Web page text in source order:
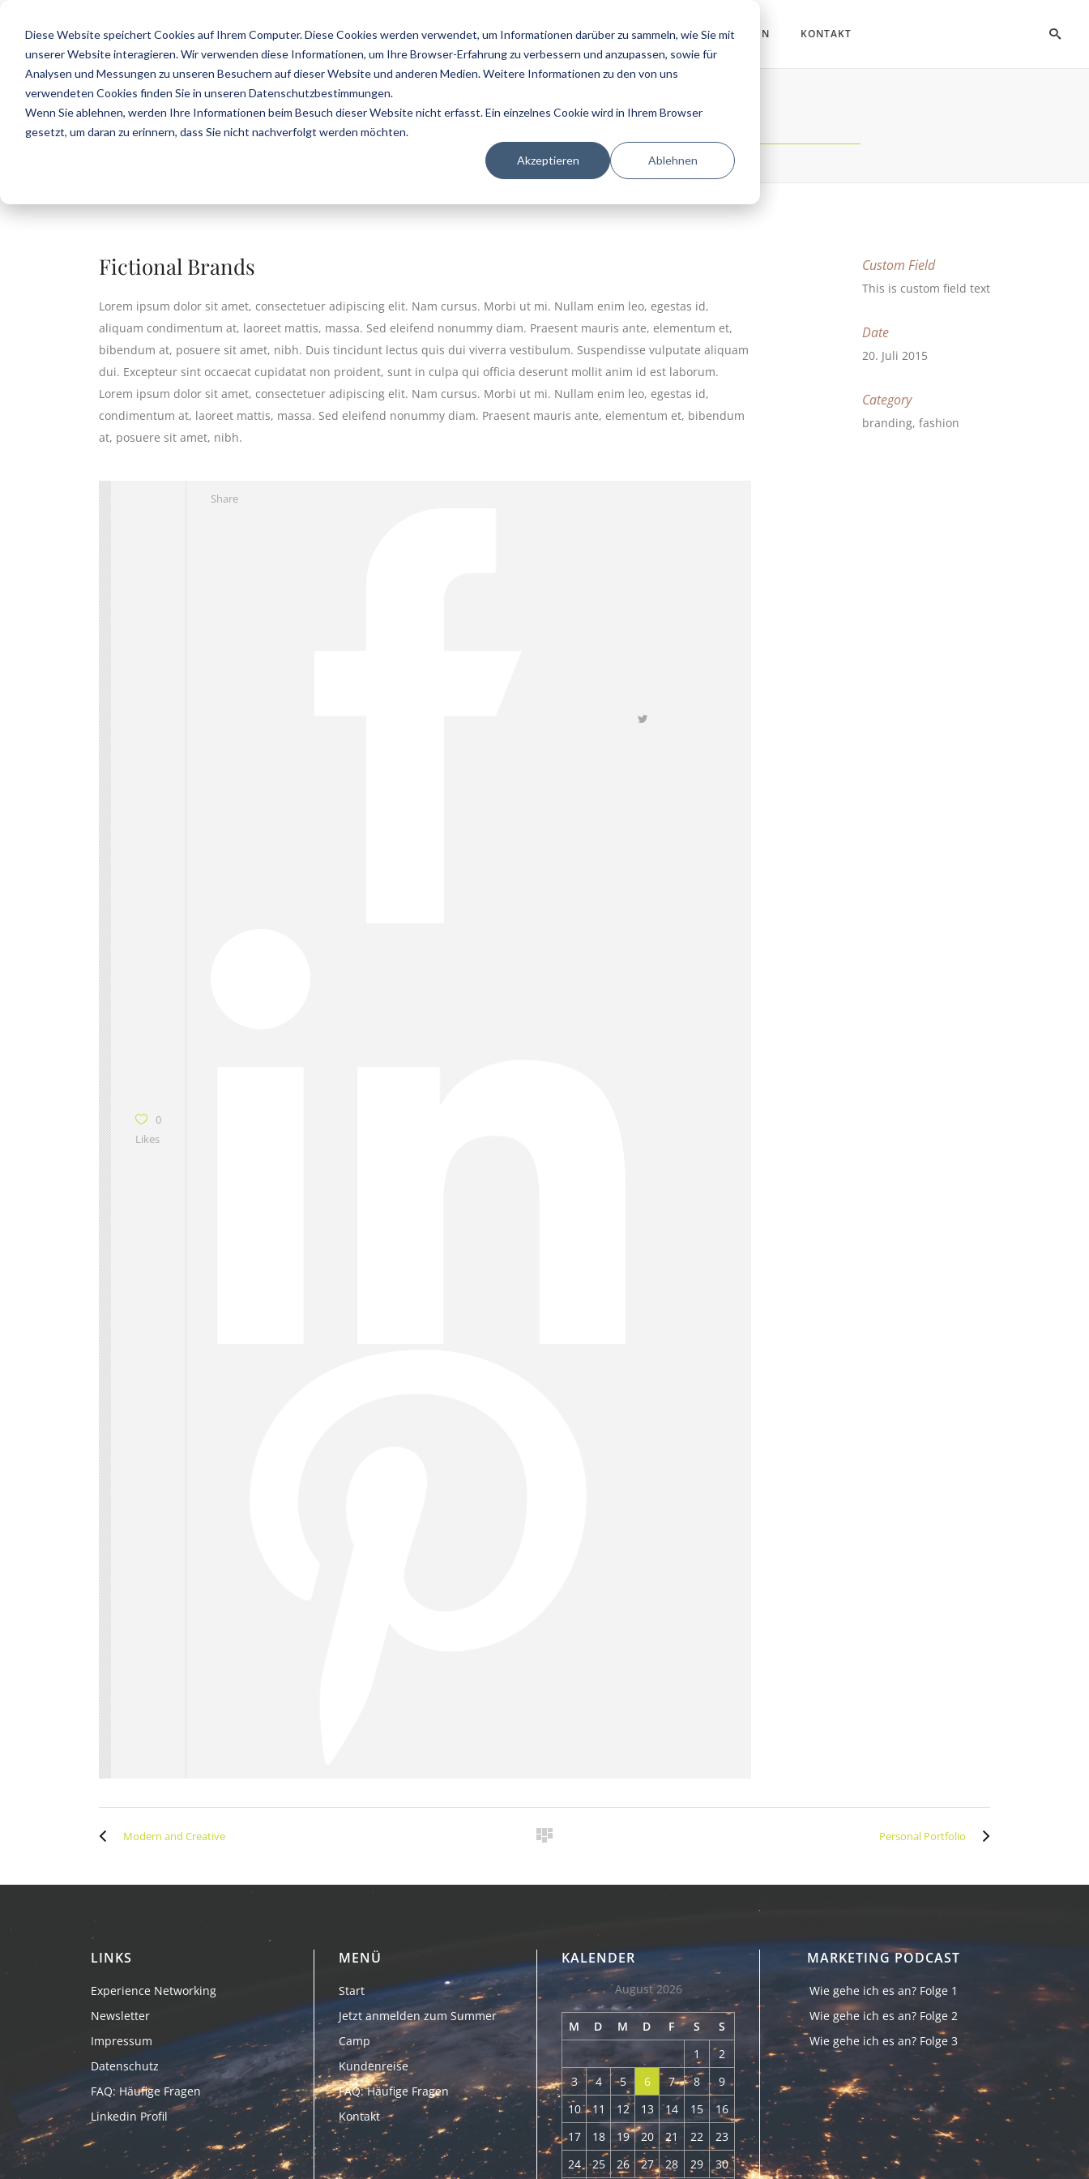
Diese Website speichert Cookies auf Ihrem Computer. Diese Cookies werden verwendet, um Informationen darüber zu sammeln, wie Sie mit
unserer Website interagieren. Wir verwenden diese Informationen, um Ihre Browser-Erfahrung zu verbessern und anzupassen, sowie für
Analysen und Messungen zu unseren Besuchern auf dieser Website und anderen Medien. Weitere Informationen zu den von uns
verwendeten Cookies finden Sie in unseren Datenschutzbestimmungen.
Wenn Sie ablehnen, werden Ihre Informationen beim Besuch dieser Website nicht erfasst. Ein einzelnes Cookie wird in Ihrem Browser
gesetzt, um daran zu erinnern, dass Sie nicht nachverfolgt werden möchten.
Akzeptieren Ablehnen
START JETZT ANMELDEN ZUM SUMMER CAMP KUNDENREISE FAQ: HÄUFIGE FRAGEN KONTAKT
Fictional Brands
Display your work in the best light
Fictional Brands
Lorem ipsum dolor sit amet, consectetuer adipiscing elit. Nam cursus. Morbi ut mi. Nullam enim leo, egestas id,
aliquam condimentum at, laoreet mattis, massa. Sed eleifend nonummy diam. Praesent mauris ante, elementum et,
bibendum at, posuere sit amet, nibh. Duis tincidunt lectus quis dui viverra vestibulum. Suspendisse vulputate aliquam
dui. Excepteur sint occaecat cupidatat non proident, sunt in culpa qui officia deserunt mollit anim id est laborum.
Lorem ipsum dolor sit amet, consectetuer adipiscing elit. Nam cursus. Morbi ut mi. Nullam enim leo, egestas id,
condimentum at, laoreet mattis, massa. Sed eleifend nonummy diam. Praesent mauris ante, elementum et, bibendum
at, posuere sit amet, nibh.
0
Likes
Share
Custom Field
This is custom field text
Date
20. Juli 2015
Category
branding, fashion
Modern and Creative Personal Portfolio
LINKS
Experience Networking
Newsletter
Impressum
Datenschutz
FAQ: Häufige Fragen
Linkedin Profil
MENÜ
Start
Jetzt anmelden zum Summer
Camp
Kundenreise
FAQ: Häufige Fragen
Kontakt
KALENDER
August 2026
M D M D F S
S
1
2
3
4 5 6 7 8
9
10
11 12 13 14 15
16
17
18 19 20 21 22
23
24
25 26 27 28 29 30
MARKETING PODCAST
Wie gehe ich es an? Folge 1
Wie gehe ich es an? Folge 2
Wie gehe ich es an? Folge 3